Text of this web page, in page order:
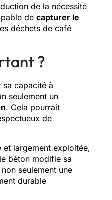
de la nécessité
de capturer le
déchets de café
?
sa capacité à
seulement un
. Cela pourrait
de
et largement exploitée,
béton modifie sa
seulement une
durable